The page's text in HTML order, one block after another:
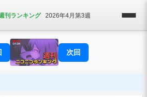
刊ランキング 2026年4月第3週
次回